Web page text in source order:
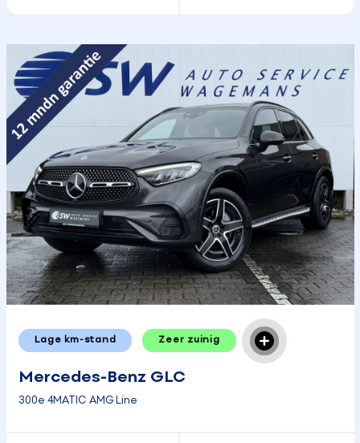
Lage km-stand Zeer zuinig
Mercedes-Benz GLC
300e 4MATIC AMG Line